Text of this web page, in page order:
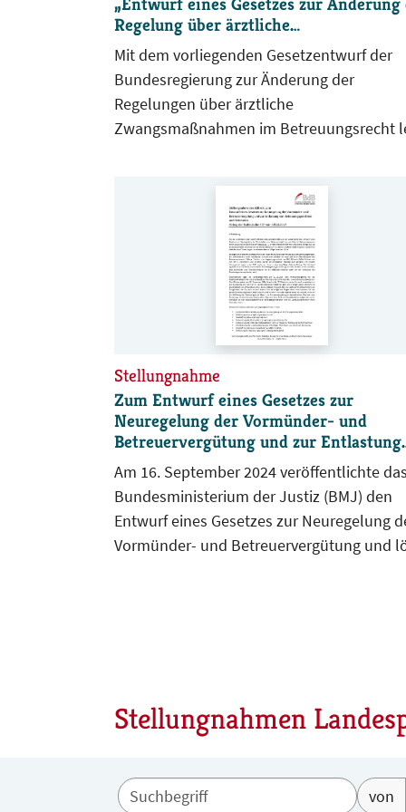
Regelung über ärztliche
Zwangsmaßnahmen im Betreuungsrecht
und zur Stärkung des ultima-ratio-
sowie der Selbstbestimmung der
Betroffenen“
Mit dem vorliegenden Gesetzentwurf der
Bundesregierung zur Änderung der
Regelungen über ärztliche
Zwangsmaßnahmen im Betreuungsrecht
Gesetzentwurf vor, der die Vorgaben des
Bundesverfassungsgerichts aus seinem
vom 26. November 2024 (1 BvL 1/24)
umsetzen soll. Das
hatte in dieser Entscheidung die bisherigen
gesetzlichen Grundlagen für ärztliche
Zwangsmaßnahmen teilweise für
verfassungswidrig erklärt.
Stellungnahme
Zum Entwurf eines Gesetzes zur
Neuregelung der Vormünder- und
Betreuervergütung und zur Entlastung
von Betreuungsgerichten und Betreuern
Am 16. September 2024 veröffentlichte das
Bundesministerium der Justiz (BMJ) den
Entwurf eines Gesetzes zur Neuregelung
Vormünder- und Betreuervergütung und
Betreuer*innen sogar Umsatzeinbußen
Folge bedeutet hätte.
Stellungnahmen
von